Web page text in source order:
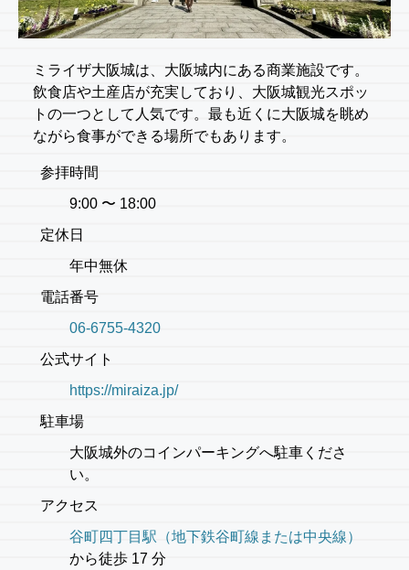
ミライザ大阪城は、大阪城内にある商業施設です。
飲食店や土産店が充実しており、大阪城観光スポッ
トの一つとして人気です。最も近くに大阪城を眺め
ながら食事ができる場所でもあります。
参拝時間
9:00 〜 18:00
定休日
年中無休
電話番号
06-6755-4320
公式サイト
https://miraiza.jp/
駐車場
大阪城外のコインパーキングへ駐車くださ
い。
アクセス
谷町四丁目駅（地下鉄谷町線または中央線）
から徒歩 17 分